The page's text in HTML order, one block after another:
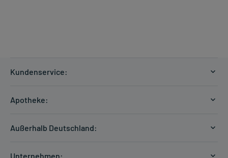
Kundenservice:
Hilfe
Apotheke:
Außerhalb Deutschland:
Unternehmen: